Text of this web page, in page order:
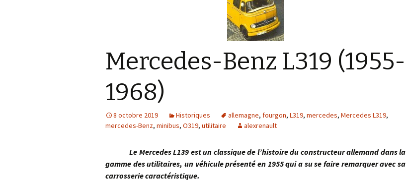
Mercedes-Benz L319 (1955-
1968)
8 octobre 2019 Historiques allemagne, fourgon, L319, mercedes, Mercedes L319,
mercedes-Benz, minibus, O319, utilitaire alexrenault
Le Mercedes L139 est un classique de l’histoire du constructeur allemand dans la
gamme des utilitaires, un véhicule présenté en 1955 qui a su se faire remarquer avec sa
carrosserie caractéristique.